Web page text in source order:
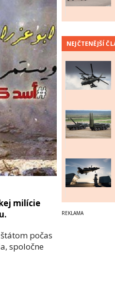
milície
počas
spoločne
NEJČTENĚJŠÍ